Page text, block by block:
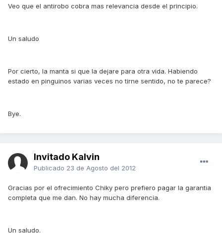
Veo que el antirobo cobra mas relevancia desde el principio.
Un saludo
Por cierto, la manta si que la dejare para otra vida. Habiendo
estado en pinguinos varias veces no tirne sentido, no te parece?
Bye.
Invitado Kalvin
Publicado 23 de Agosto del 2012
Gracias por el ofrecimiento Chiky pero prefiero pagar la garantia
completa que me dan. No hay mucha diferencia.
Un saludo.